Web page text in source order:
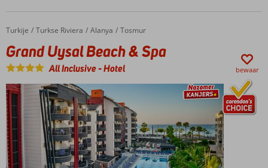
behulpzaam
personeel
Inclusive
ook
Home
Turkije Turkse Riviera Alanya Tosmur
Grand Uysal Beach & Spa
Grand Uysal Beach & Spa
All Inclusive-Hotel bewaar